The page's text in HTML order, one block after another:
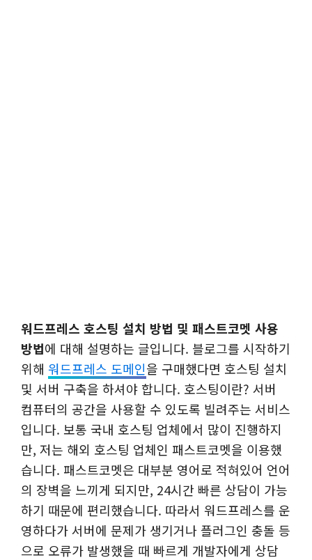
워드프레스 호스팅 설치 방법 및 패스트코멧 사용
방법에 대해 설명하는 글입니다. 블로그를 시작하기
위해 워드프레스 도메인을 구매했다면 호스팅 설치
및 서버 구축을 하셔야 합니다. 호스팅이란? 서버
컴퓨터의 공간을 사용할 수 있도록 빌려주는 서비스
입니다. 보통 국내 호스팅 업체에서 많이 진행하지
만, 저는 해외 호스팅 업체인 패스트코멧을 이용했
습니다. 패스트코멧은 대부분 영어로 적혀있어 언어
의 장벽을 느끼게 되지만, 24시간 빠른 상담이 가능
하기 때문에 편리했습니다. 따라서 워드프레스를 운
영하다가 서버에 문제가 생기거나 플러그인 충돌 등
으로 오류가 발생했을 때 빠르게 개발자에게 상담